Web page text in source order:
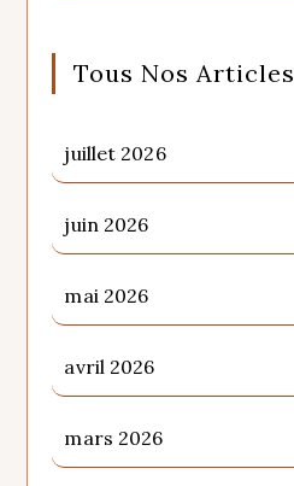
Tous Nos Articles
juillet 2026
juin 2026
mai 2026
avril 2026
mars 2026